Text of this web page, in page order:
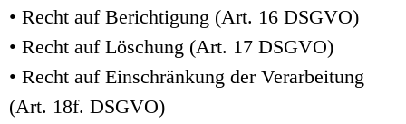
• Recht auf Berichtigung (Art. 16 DSGVO)
• Recht auf Löschung (Art. 17 DSGVO)
• Recht auf Einschränkung der Verarbeitung
(Art. 18f. DSGVO)